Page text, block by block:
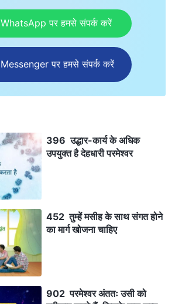
WhatsApp पर हमसे संपर्क करें
Messenger पर हमसे संपर्क करें
396 उद्धार-कार्य के अधिक
उपयुक्त है देहधारी परमेश्वर
452 तुम्हें मसीह के साथ संगत होने
का मार्ग खोजना चाहिए
902 परमेश्वर अंततः उसी को